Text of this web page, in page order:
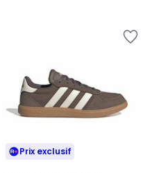
Prix exclusif